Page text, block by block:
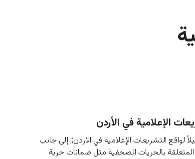
الإعلامية في الأردن
لواقع التشريعات الإعلامية في الاردن;; إلى جانب
المتعلقة بالحريات الصحفية مثل ضمانات حرية